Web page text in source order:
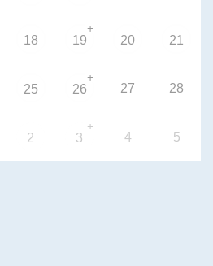
18 19
+
20 21
25 26
+
27 28
2 3
+
4 5